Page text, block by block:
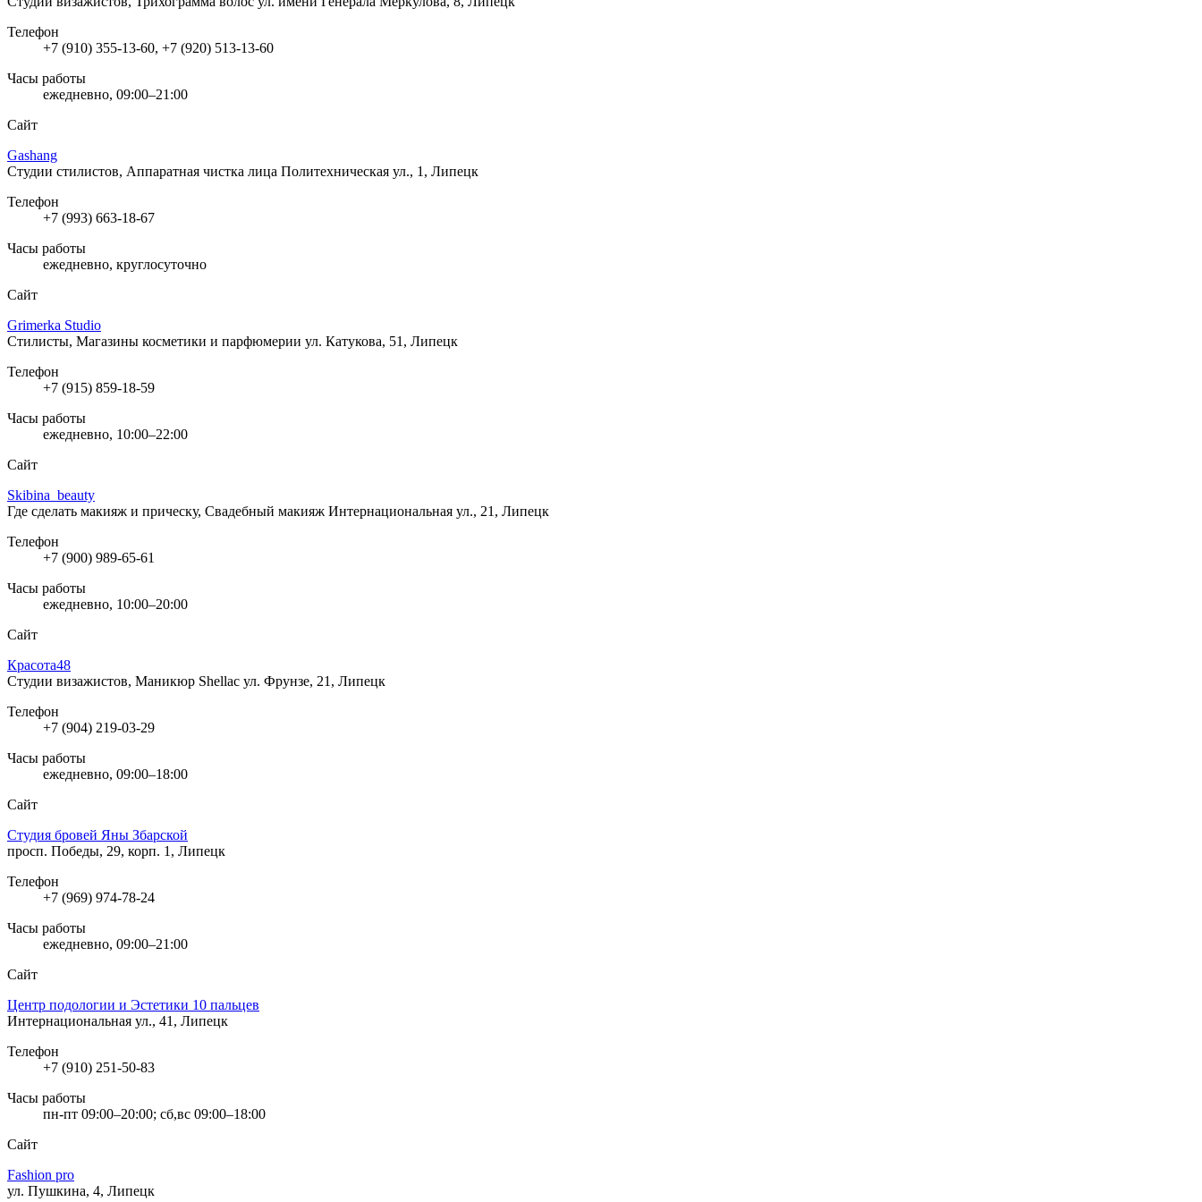
Телефон
+7 (910) 355-13-60, +7 (920) 513-13-60
Часы работы
ежедневно, 09:00–21:00
Сайт
Gashang
Студии стилистов, Аппаратная чистка лица Политехническая ул., 1, Липецк
Телефон
+7 (993) 663-18-67
Часы работы
ежедневно, круглосуточно
Сайт
Grimerka Studio
Стилисты, Магазины косметики и парфюмерии ул. Катукова, 51, Липецк
Телефон
+7 (915) 859-18-59
Часы работы
ежедневно, 10:00–22:00
Сайт
Skibina_beauty
Где сделать макияж и прическу, Свадебный макияж Интернациональная ул., 21, Липецк
Телефон
+7 (900) 989-65-61
Часы работы
ежедневно, 10:00–20:00
Сайт
Красота48
Студии визажистов, Маникюр Shellac ул. Фрунзе, 21, Липецк
Телефон
+7 (904) 219-03-29
Часы работы
ежедневно, 09:00–18:00
Сайт
Студия бровей Яны Збарской
просп. Победы, 29, корп. 1, Липецк
Телефон
+7 (969) 974-78-24
Часы работы
ежедневно, 09:00–21:00
Сайт
Центр подологии и Эстетики 10 пальцев
Интернациональная ул., 41, Липецк
Телефон
+7 (910) 251-50-83
Часы работы
пн-пт 09:00–20:00; сб,вс 09:00–18:00
Сайт
Fashion pro
ул. Пушкина, 4, Липецк